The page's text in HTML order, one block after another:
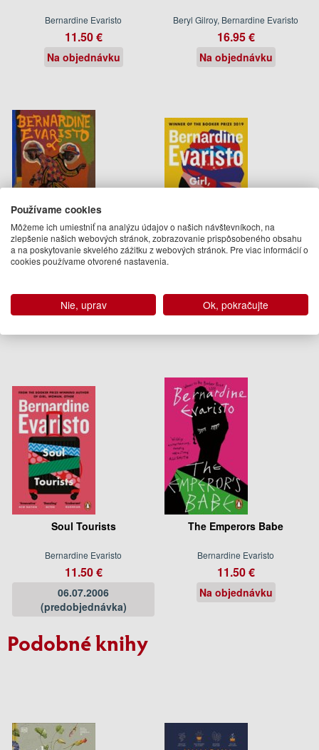
Bernardine Evaristo
11.50 €
Na objednávku
Beryl Gilroy, Bernardine Evaristo
16.95 €
Na objednávku
Mr Loverman
12.95 €
Girl, Woman, Other
13.95 €
Soul Tourists
Bernardine Evaristo
11.50 €
06.07.2006
(predobjednávka)
The Emperors Babe
Bernardine Evaristo
11.50 €
Na objednávku
Podobné knihy
Používame cookies
Môžeme ich umiestniť na analýzu údajov o našich návštevníkoch, na
zlepšenie našich webových stránok, zobrazovanie prispôsobeného obsahu
a na poskytovanie skvelého zážitku z webových stránok. Pre viac informácií o
cookies používame otvorené nastavenia.
Nie, uprav Ok, pokračujte